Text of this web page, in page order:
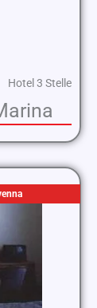
Hotel 3 Stelle